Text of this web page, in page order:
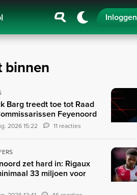
Inloggen
binnen
Barg treedt toe tot Raad
Feyenoord
2026 15:22 11 reacties
zet hard in: Rigaux
33 miljoen voor